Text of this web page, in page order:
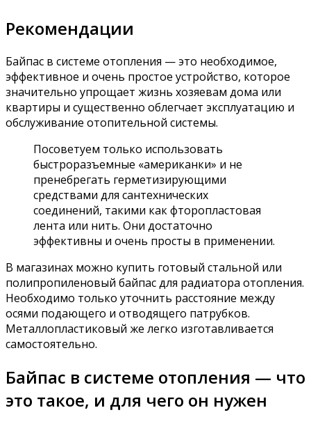
Рекомендации
Байпас в системе отопления — это необходимое,
эффективное и очень простое устройство, которое
значительно упрощает жизнь хозяевам дома или
квартиры и существенно облегчает эксплуатацию и
обслуживание отопительной системы.
Посоветуем только использовать
быстроразъемные «американки» и не
пренебрегать герметизирующими
средствами для сантехнических
соединений, такими как фторопластовая
лента или нить. Они достаточно
эффективны и очень просты в применении.
В магазинах можно купить готовый стальной или
полипропиленовый байпас для радиатора отопления.
Необходимо только уточнить расстояние между
осями подающего и отводящего патрубков.
Металлопластиковый же легко изготавливается
самостоятельно.
Байпас в системе отопления — что
это такое, и для чего он нужен